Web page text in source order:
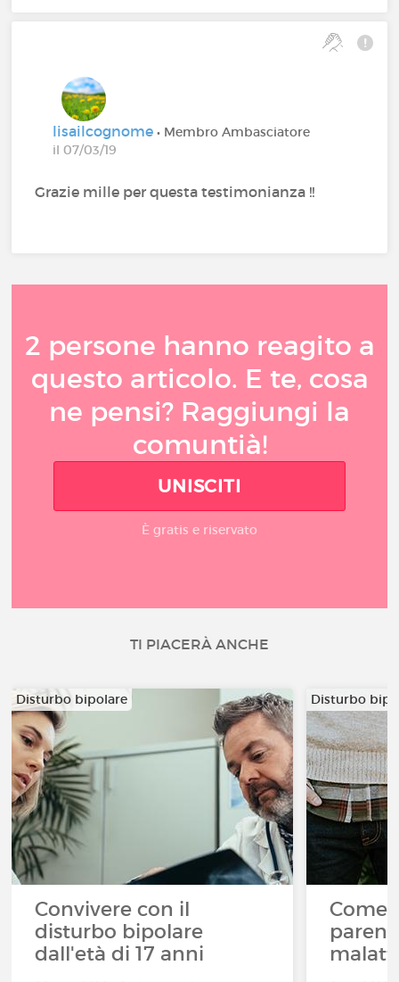
lisailcognome• Membro Ambasciatore
il 07/03/19
Grazie mille per questa testimonianza !!
2 persone hanno reagito a
questo articolo. E te, cosa
ne pensi? Raggiungi la
comuntià!
UNISCITI
È gratis e riservato
TI PIACERÀ ANCHE
Disturbo bipolare
Convivere con il
disturbo bipolare
dall'età di 17 anni
Disturbo
Come